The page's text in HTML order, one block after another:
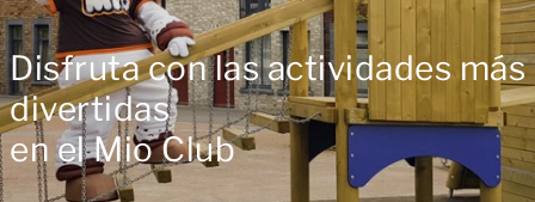
Disfruta con las actividades más
divertidas
en el Mio Club